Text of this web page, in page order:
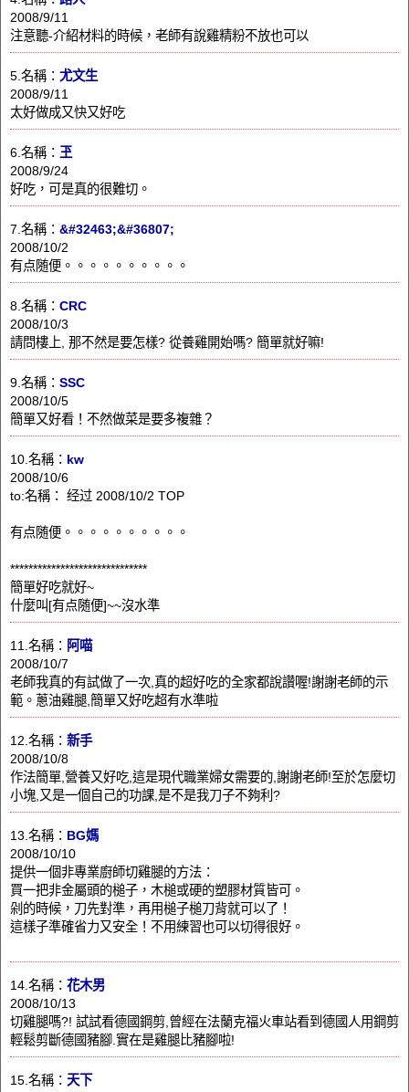
2008/9/11
注意聽-介紹材料的時候，老師有說雞精粉不放也可以
5.名稱： 尤文生
2008/9/11
太好做成又快又好吃
6.名稱： 玊
2008/9/24
好吃，可是真的很難切。
7.名稱： &#32463;&#36807;
2008/10/2
有点随便。。。。。。。。。。
8.名稱： CRC
2008/10/3
請問樓上, 那不然是要怎樣? 從養雞開始嗎? 簡單就好嘛!
9.名稱： SSC
2008/10/5
簡單又好看！不然做菜是要多複雜？
10.名稱： kw
2008/10/6
to:名稱： 经过 2008/10/2 TOP
有点随便。。。。。。。。。。
******************************
簡單好吃就好~
什麼叫[有点随便]~~沒水準
11.名稱： 阿喵
2008/10/7
老師我真的有試做了一次,真的超好吃的全家都說讚喔!謝謝老師的示
範。蔥油雞腿,簡單又好吃超有水準啦
12.名稱： 新手
2008/10/8
作法簡單,營養又好吃,這是現代職業婦女需要的,謝謝老師!至於怎麼切
小塊,又是一個自己的功課,是不是我刀子不夠利?
13.名稱： BG媽
2008/10/10
提供一個非專業廚師切雞腿的方法：
買一把非金屬頭的槌子，木槌或硬的塑膠材質皆可。
剁的時候，刀先對準，再用槌子槌刀背就可以了！
這樣子準確省力又安全！不用練習也可以切得很好。
14.名稱： 花木男
2008/10/13
切雞腿嗎?! 試試看德國鋼剪,曾經在法蘭克福火車站看到德國人用鋼剪
輕鬆剪斷德國豬腳.實在是雞腿比豬腳啦!
15.名稱： 天下